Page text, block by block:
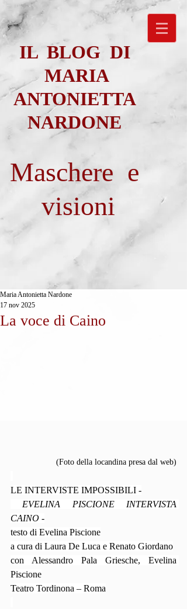
IL BLOG DI
MARIA
ANTONIETTA
NARDONE
Maschere e
visioni
La voce di Caino
Maria Antonietta Nardone
17 nov 2025
(Foto della locandina presa dal web)
LE INTERVISTE IMPOSSIBILI -
EVELINA PISCIONE INTERVISTA
CAINO -
testo di Evelina Piscione
a cura di Laura De Luca e Renato Giordano
con Alessandro Pala Griesche, Evelina
Piscione
Teatro Tordinona – Roma